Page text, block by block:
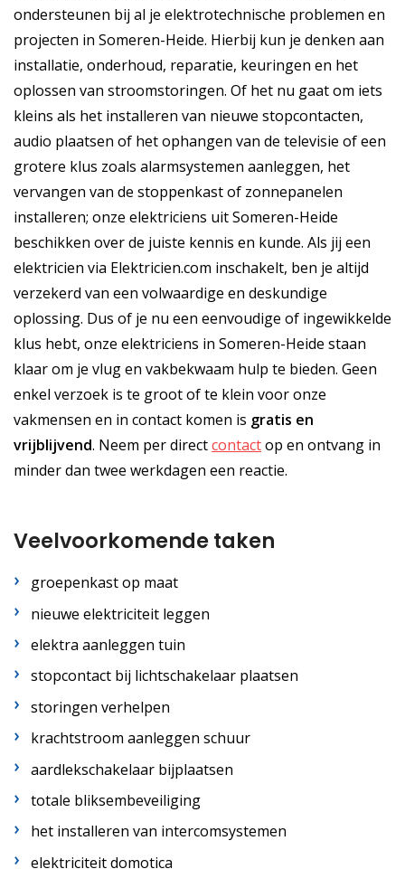
ondersteunen bij al je elektrotechnische problemen en
projecten in Someren-Heide. Hierbij kun je denken aan
installatie, onderhoud, reparatie, keuringen en het
oplossen van stroomstoringen. Of het nu gaat om iets
kleins als het installeren van nieuwe stopcontacten,
audio plaatsen of het ophangen van de televisie of een
grotere klus zoals alarmsystemen aanleggen, het
vervangen van de stoppenkast of zonnepanelen
installeren; onze elektriciens uit Someren-Heide
beschikken over de juiste kennis en kunde. Als jij een
elektricien via Elektricien.com inschakelt, ben je altijd
verzekerd van een volwaardige en deskundige
oplossing. Dus of je nu een eenvoudige of ingewikkelde
klus hebt, onze elektriciens in Someren-Heide staan
klaar om je vlug en vakbekwaam hulp te bieden. Geen
enkel verzoek is te groot of te klein voor onze
vakmensen en in contact komen is gratis en
vrijblijvend. Neem per directcontactop en ontvang in
minder dan twee werkdagen een reactie.
Veelvoorkomende taken
groepenkast op maat
nieuwe elektriciteit leggen
elektra aanleggen tuin
stopcontact bij lichtschakelaar plaatsen
storingen verhelpen
krachtstroom aanleggen schuur
aardlekschakelaar bijplaatsen
totale bliksembeveiliging
het installeren van intercomsystemen
elektriciteit domotica